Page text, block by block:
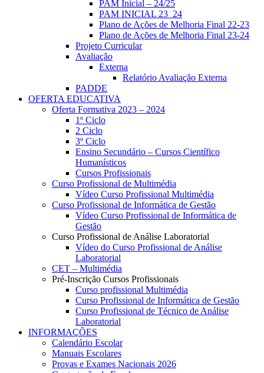
PAM Inicial – 24/25
PAM INICIAL 23_24
Plano de Ações de Melhoria Final 22-23
Plano de Ações de Melhoria Final 23-24
Projeto Curricular
Avaliação
Externa
Relatório Avaliação Externa
PADDE
OFERTA EDUCATIVA
Oferta Formativa 2023 – 2024
1º Ciclo
2 Ciclo
3º Ciclo
Ensino Secundário – Cursos Científico
Humanísticos
Cursos Profissionais
Curso Profissional de Multimédia
Vídeo Curso Profissional Multimédia
Curso Profissional de Informática de Gestão
Vídeo Curso Profissional de Informática de
Gestão
Curso Profissional de Análise Laboratorial
Vídeo do Curso Profissional de Análise
Laboratorial
CET – Multimédia
Pré-Inscrição Cursos Profissionais
Curso profissional Multimédia
Curso Profissional de Informática de Gestão
Curso Profissional de Técnico de Análise
Laboratorial
INFORMAÇÕES
Calendário Escolar
Manuais Escolares
Provas e Exames Nacionais 2026